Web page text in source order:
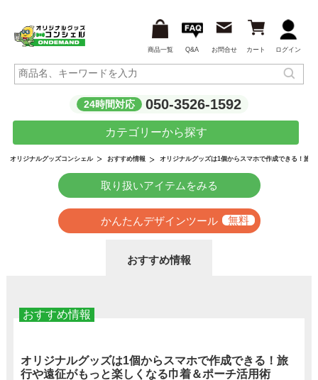
商品一覧 Q&A お問合せ カート ログイン
24時間対応 050-3526-1592
カテゴリーから探す
オリジナルグッズコンシェル おすすめ情報 オリジナルグッズは1個からスマホで作成できる！旅
おすすめ情報
取り扱いアイテムをみる
かんたんデザインツール
おすすめ情報
オリジナルグッズは1個からスマホで作成できる！旅
行や遠征がもっと楽しくなる巾着＆ポーチ活用術